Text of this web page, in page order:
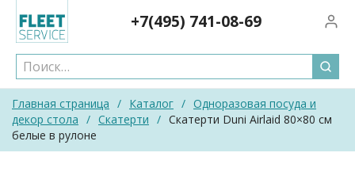
content
+7(495) 741-08-69
Главная страница / Каталог / Одноразовая посуда и
декор стола / Скатерти / Скатерти Duni Airlaid 80×80 см
белые в рулоне